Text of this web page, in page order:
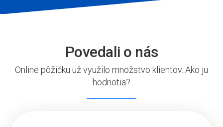
Povedali o nás
Online pôžičku už využilo množstvo klientov. Ako ju
hodnotia?